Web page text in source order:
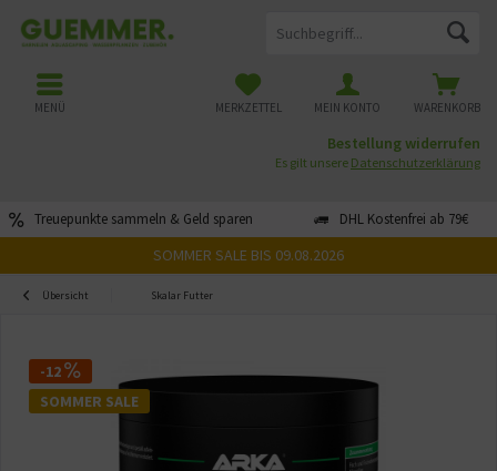
Treuepunkte sammeln & Geld sparen DHL Kostenfrei ab 79€
WARENKORB
MERKZETTEL MEIN KONTO
MENÜ
Bestellung widerrufen
Es gilt unsere Datenschutzerklärung
SOMMER SALE BIS 09.08.2026
Übersicht Skalar Futter
-12
SOMMER SALE